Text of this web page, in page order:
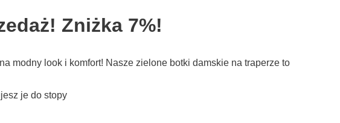
Zniżka 7%!
modny look i komfort! Nasze zielone botki damskie na traperze to
je do stopy